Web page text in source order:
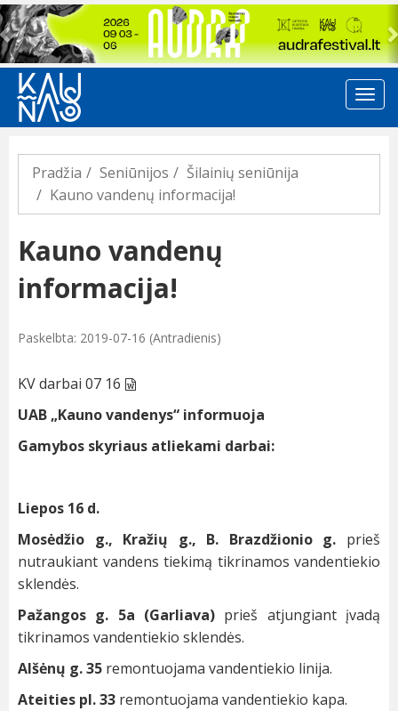
Previous
Pradžia Seniūnijos
Šilainių seniūnija
Kauno vandenų informacija!
Kauno vandenų
informacija!
Paskelbta: 2019-07-16 (Antradienis)
KV darbai 07 16
UAB „Kauno vandenys“ informuoja
Gamybos skyriaus atliekami darbai:
Liepos 16 d.
Mosėdžio g., Kražių g., B. Brazdžionio g. prieš
nutraukiant vandens tiekimą tikrinamos vandentiekio
sklendės.
Pažangos g. 5a (Garliava) prieš atjungiant įvadą
tikrinamos vandentiekio sklendės.
Alšėnų g. 35 remontuojama vandentiekio linija.
Ateities pl. 33 remontuojama vandentiekio kapa.